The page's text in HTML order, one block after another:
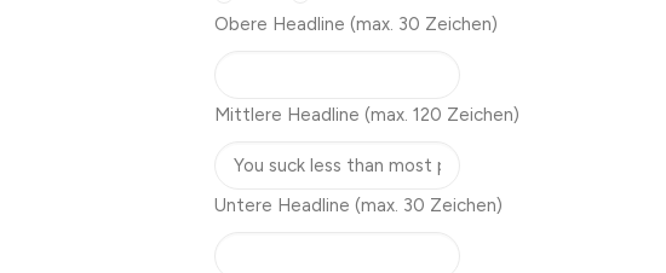
Obere Headline (max. 30 Zeichen)
Mittlere Headline (max. 120 Zeichen)
Untere Headline (max. 30 Zeichen)